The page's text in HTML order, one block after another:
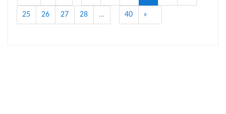
25 26 27 28 … 40 »